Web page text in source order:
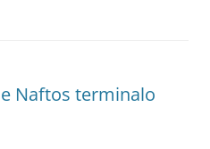
Naftos terminalo